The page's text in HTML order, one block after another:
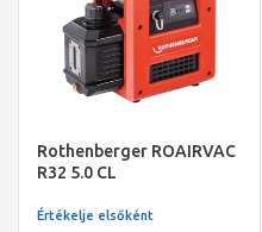
Rothenberger ROAIRVAC
R32 5.0 CL
töltő nélkül
Értékelje elsőként